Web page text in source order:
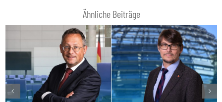
Ähnliche Beiträge